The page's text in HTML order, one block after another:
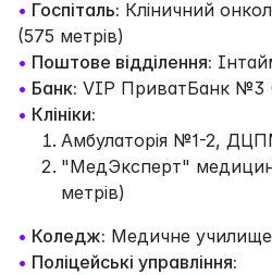
• Госпіталь: Кліничний
(575 метрів)
• Поштове відділення:
• Банк: VIP ПриватБанк №3
• Клініки:
Амбулаторія №1-2,
"МедЭксперт"
метрів)
• Коледж: Медичне
• Поліцейські управління: